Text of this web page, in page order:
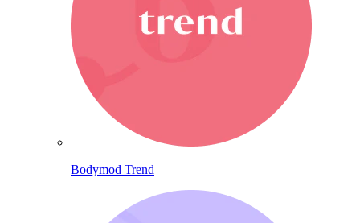
Bodymod Trend